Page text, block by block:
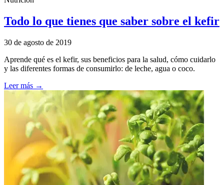
Todo lo que tienes que saber sobre el kefir
30 de agosto de 2019
Aprende qué es el kefir, sus beneficios para la salud, cómo cuidarlo
y las diferentes formas de consumirlo: de leche, agua o coco.
Leer más →